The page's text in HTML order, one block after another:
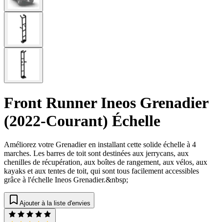
Front Runner Ineos Grenadier
(2022-Courant) Échelle
Améliorez votre Grenadier en installant cette solide échelle à 4
marches. Les barres de toit sont destinées aux jerrycans, aux
chenilles de récupération, aux boîtes de rangement, aux vélos, aux
kayaks et aux tentes de toit, qui sont tous facilement accessibles
grâce à l'échelle Ineos Grenadier.&nbsp;
Ajouter à la liste d'envies